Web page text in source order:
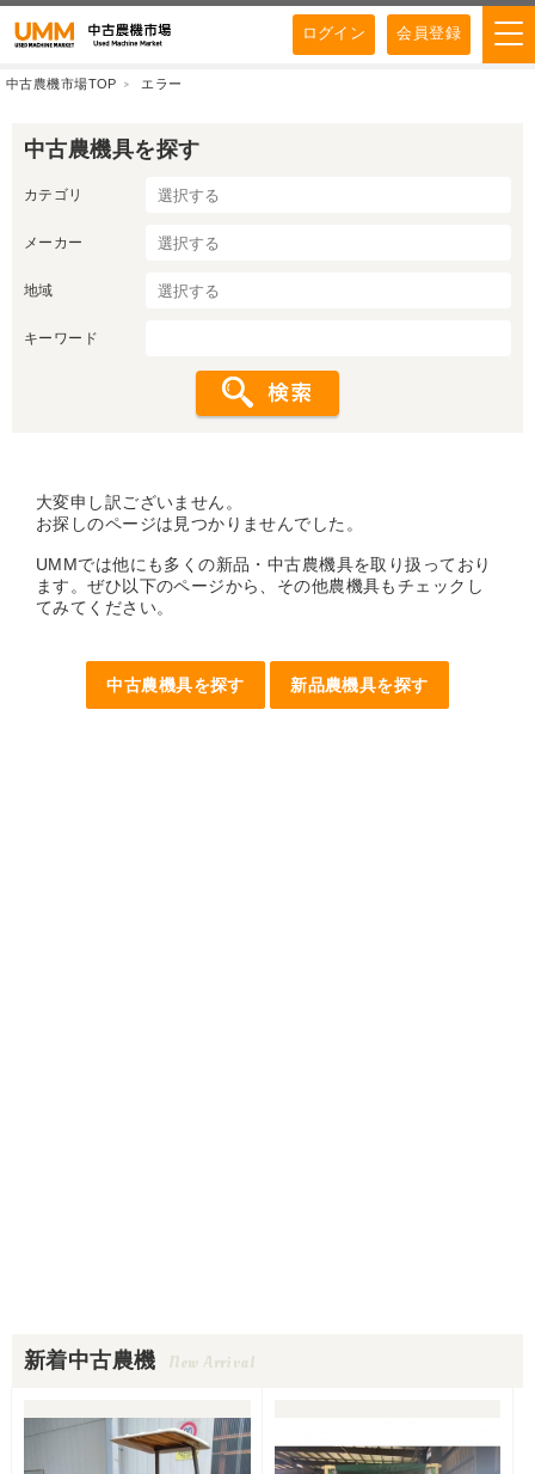
ログイン 会員登録
中古農機市場TOP エラー
中古農機具を探す
カテゴリ
メーカー
地域
キーワード
大変申し訳ございません。
お探しのページは見つかりませんでした。
UMMでは他にも多くの新品・中古農機具を取り扱っており
ます。ぜひ以下のページから、その他農機具もチェックし
てみてください。
中古農機具を探す 新品農機具を探す
新着中古農機 New Arrival